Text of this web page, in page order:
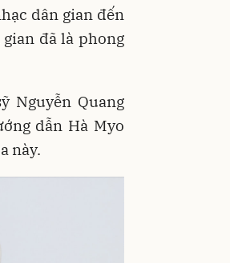
dân gian đến
đã là phong
Nguyễn Quang
dẫn Hà Myo
này.